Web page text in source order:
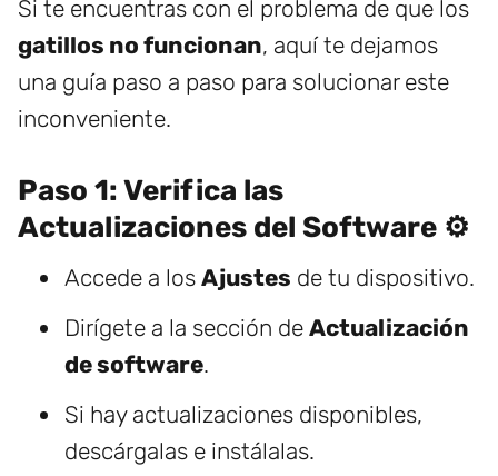
Si te encuentras con el problema de que los
gatillos no funcionan, aquí te dejamos
una guía paso a paso para solucionar este
inconveniente.
Paso 1: Verifica las
Actualizaciones del Software ⚙️
Accede a los Ajustes de tu dispositivo.
Dirígete a la sección de Actualización
de software.
Si hay actualizaciones disponibles,
descárgalas e instálalas.